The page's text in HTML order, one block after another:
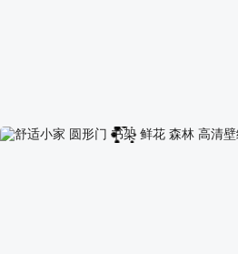
房间布置 卧室 阳光 课本 电脑桌面壁纸